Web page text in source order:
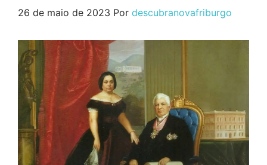
26 de maio de 2023 Por descubranovafriburgo